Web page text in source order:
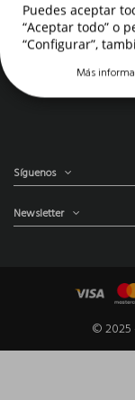
Información legal
Contáctenos
Síguenos
Newsletter
© 2025
Puedes aceptar
“Aceptar todo” o
“Configurar”,
Más